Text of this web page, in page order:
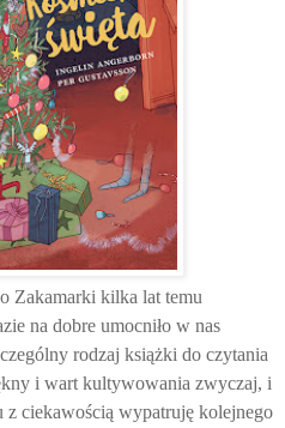
Zakamarki kilka lat temu
na dobre umocniło w nas
rodzaj książki do czytania
i wart kultywowania zwyczaj, i
ciekawością wypatruję kolejnego